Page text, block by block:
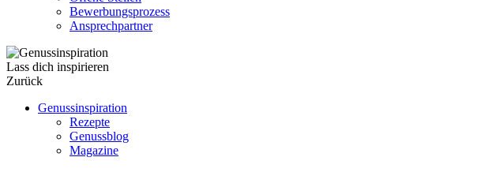
Bewerbungsprozess
Ansprechpartner
Lass dich inspirieren
Zurück
Genussinspiration
Rezepte
Genussblog
Magazine